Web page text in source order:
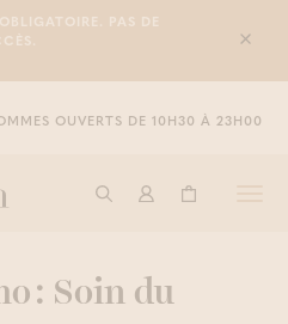
PAS DE
Sluit
OUVERTS DE 10H30 À 23H00
Commencer à
Connexion
Panier
: Soin du